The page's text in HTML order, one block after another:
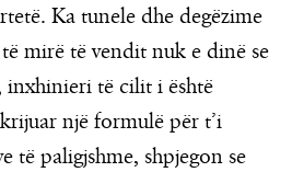
Ka tunele dhe degëzime
mirë të vendit nuk e dinë se
inxhinieri të cilit i është
një formulë për t’i
të paligjshme, shpjegon se